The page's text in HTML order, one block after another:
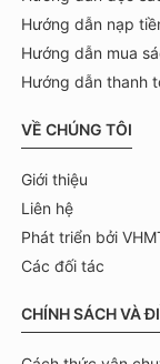
Hướng dẫn nạp
Hướng dẫn mua
Hướng dẫn thanh
VỀ CHÚNG TÔI
Giới thiệu
Liên hệ
Phát triển bởi
Các đối tác
CHÍNH SÁCH VÀ